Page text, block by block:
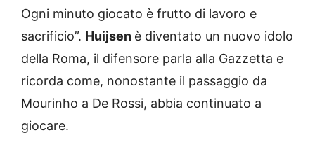
Ogni minuto giocato è frutto di lavoro e
sacrificio”. Huijsen è diventato un nuovo idolo
della Roma, il difensore parla alla Gazzetta e
ricorda come, nonostante il passaggio da
Mourinho a De Rossi, abbia continuato a
giocare.